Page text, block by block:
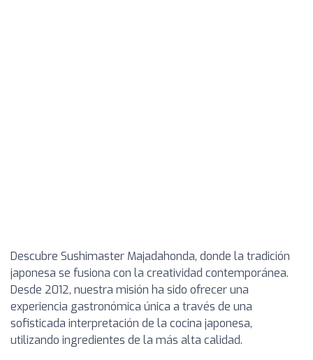
Descubre Sushimaster Majadahonda, donde la tradición
japonesa se fusiona con la creatividad contemporánea.
Desde 2012, nuestra misión ha sido ofrecer una
experiencia gastronómica única a través de una
sofisticada interpretación de la cocina japonesa,
utilizando ingredientes de la más alta calidad.